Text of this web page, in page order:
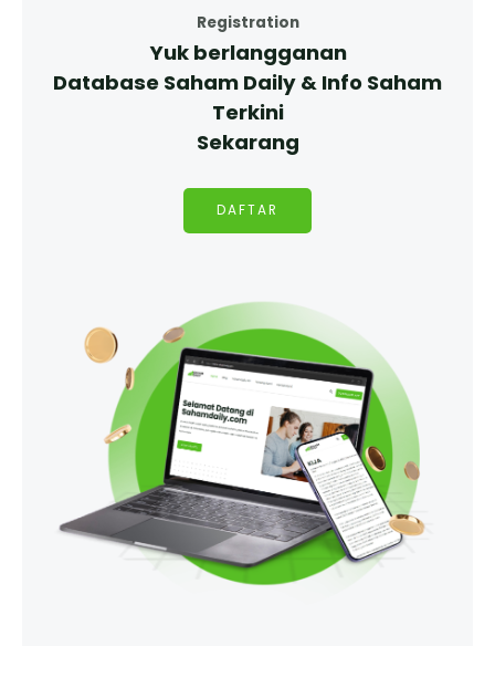
Registration
Yuk berlangganan
Database Saham Daily & Info Saham
Terkini
Sekarang
DAFTAR